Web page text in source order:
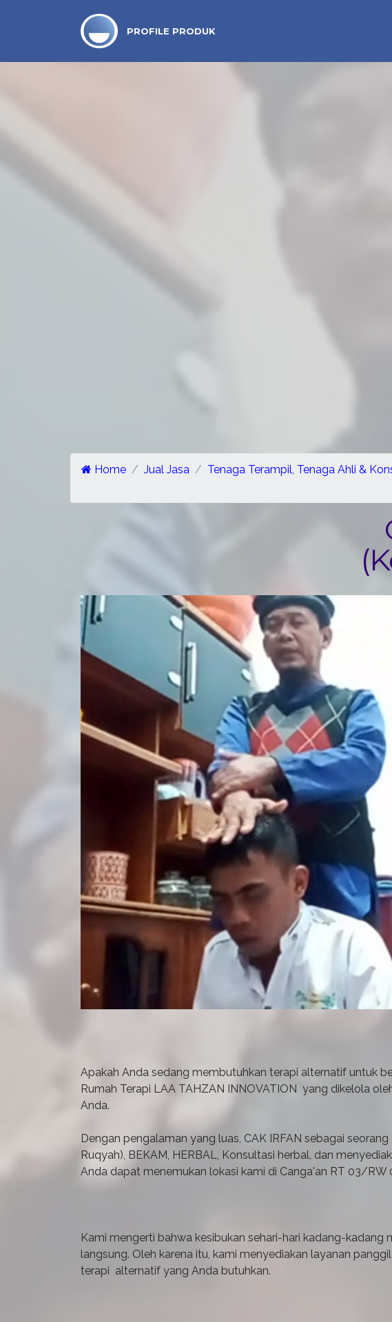
PROFILE PRODUK
Home Jual Jasa Tenaga Terampil, Tenaga Ahli &
Apakah Anda sedang membutuhkan terapi alternatif untuk
Rumah Terapi LAA TAHZAN INNOVATION yang dikelola
Anda.
Dengan pengalaman yang luas, CAK IRFAN sebagai
Ruqyah), BEKAM, HERBAL, Konsultasi herbal, dan
Anda dapat menemukan lokasi kami di Canga'an RT 03/RW
Kami mengerti bahwa kesibukan sehari-hari kadang-
langsung. Oleh karena itu, kami menyediakan layanan
terapi alternatif yang Anda butuhkan.